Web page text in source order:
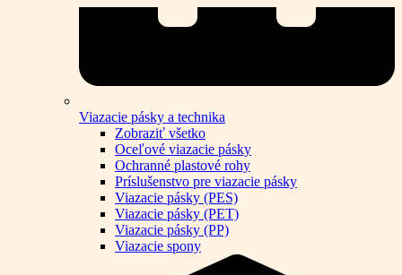
Viazacie pásky a technika
Zobraziť všetko
Oceľové viazacie pásky
Ochranné plastové rohy
Príslušenstvo pre viazacie pásky
Viazacie pásky (PES)
Viazacie pásky (PET)
Viazacie pásky (PP)
Viazacie spony